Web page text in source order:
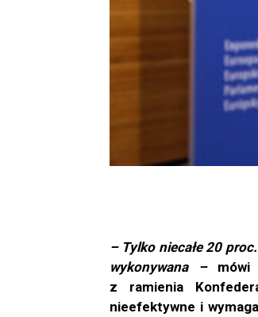
–​ Tylko niecałe 20
wykonywana –mówi
z ramienia
nieefektywne i